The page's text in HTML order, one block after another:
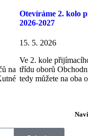
na
Otevíráme 2. kolo
2026-2027
15. 5. 2026
Ve 2. kole
třídu oborů
tedy můžete na oba